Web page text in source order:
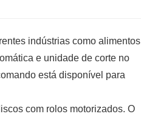
indústrias como alimentos
e unidade de corte no
está disponível para
com rolos motorizados. O